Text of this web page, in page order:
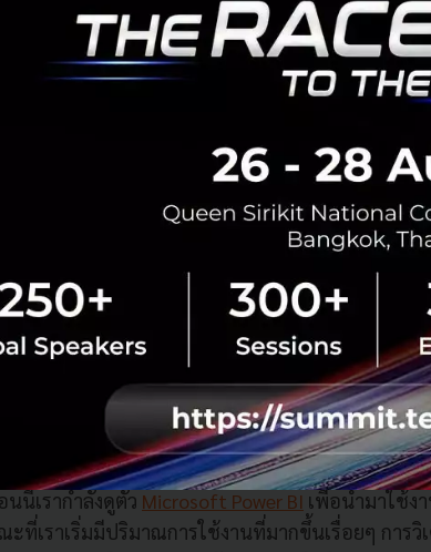
มีประโยชน์มากคือ Azure ไม่ได้รองรับเพียงแต่ผลิต
ด้วย อย่างตอนที่ผมต้องการสร้าง Web
านได้อย่างรวดเร็ว ซึ่งมี CMS ให้เลือกหลากหลาย ส
ซึ่งผมลองอยู่หลายตัว เช่น Composite
ท้ายมาลงตัวที่ WordPress
อกจากบน Azure แล้ว มี Tools อะไรที่ใช้งานอีกไหมคะ?
นนี้เรากำลังดูตัว Microsoft Power BI เพื่อนำมาใช้ง
ะที่เราเริ่มมีปริมาณการใช้งานที่มากขึ้นเรื่อยๆ การวิ